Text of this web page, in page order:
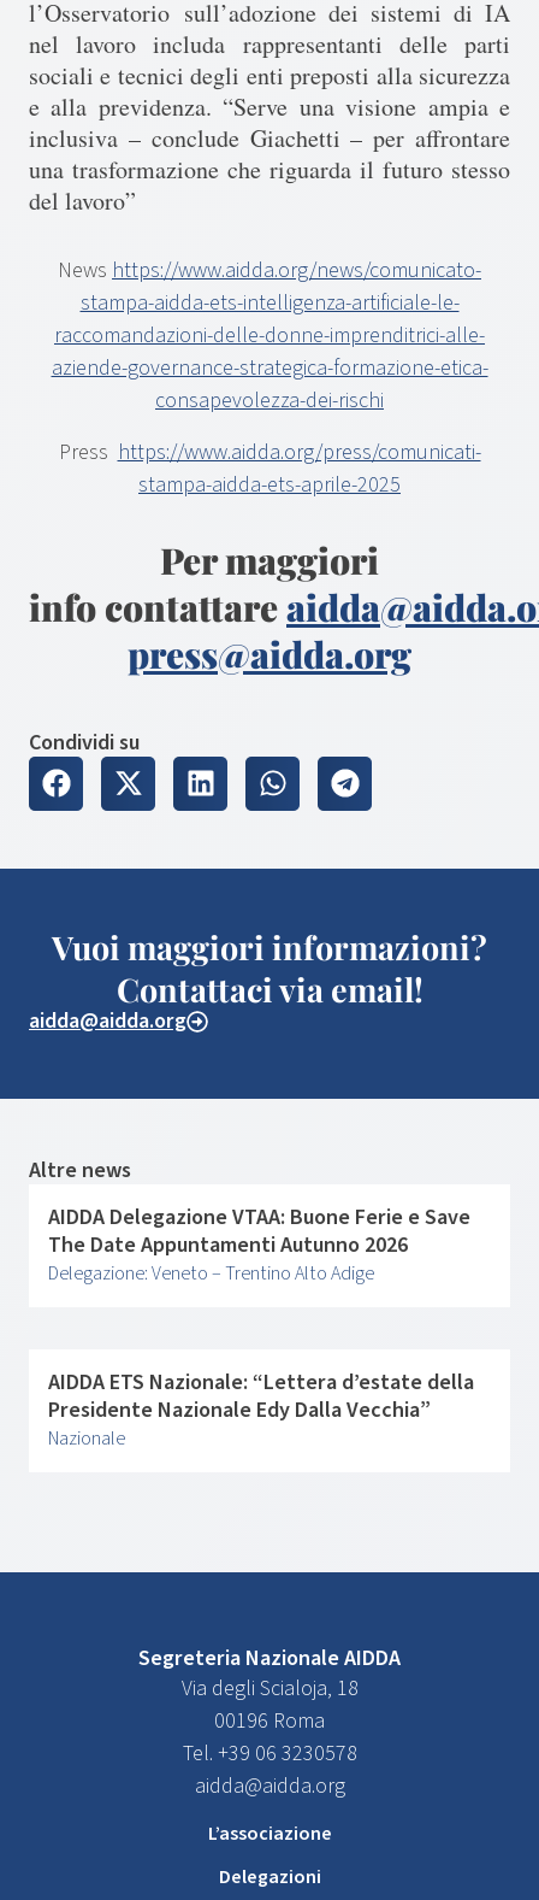
l’Osservatorio sull’adozione dei sistemi di IA
nel lavoro includa rappresentanti delle parti
sociali e tecnici degli enti preposti alla sicurezza
e alla previdenza. “Serve una visione ampia e
inclusiva – conclude Giachetti – per affrontare
una trasformazione che riguarda il futuro stesso
del lavoro”
News https://www.aidda.org/news/comunicato-
stampa-aidda-ets-intelligenza-artificiale-le-
raccomandazioni-delle-donne-imprenditrici-alle-
aziende-governance-strategica-formazione-etica-
consapevolezza-dei-rischi
Press https://www.aidda.org/press/comunicati-
stampa-aidda-ets-aprile-2025
Per maggiori
info contattare
press@aidda.org
Condividi su
Vuoi maggiori informazioni?
Contattaci via email!
aidda@aidda.org
Altre news
AIDDA Delegazione VTAA: Buone Ferie e Save
The Date Appuntamenti Autunno 2026
Delegazione: Veneto – Trentino Alto Adige
AIDDA ETS Nazionale: “Lettera d’estate della
Presidente Nazionale Edy Dalla Vecchia”
Nazionale
Segreteria Nazionale AIDDA
Via degli Scialoja, 18
00196 Roma
Tel. +39 06 3230578
aidda@aidda.org
L’associazione
Delegazioni